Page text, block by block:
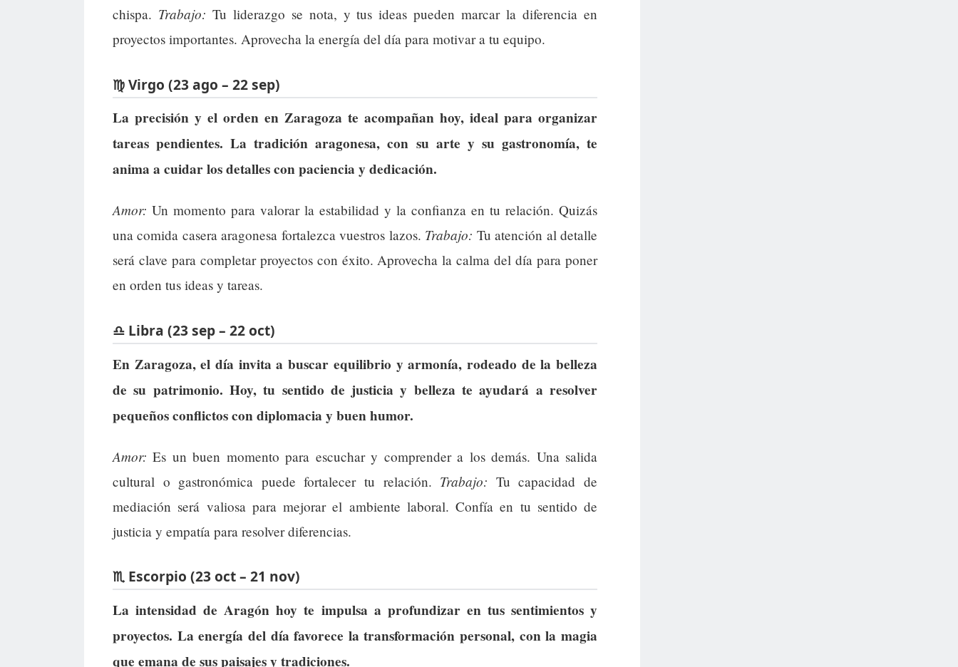
chispa. Trabajo: Tu liderazgo se nota, y tus ideas pueden marcar la diferencia en
proyectos importantes. Aprovecha la energía del día para motivar a tu equipo.
♍ Virgo (23 ago – 22 sep)
La precisión y el orden en Zaragoza te acompañan hoy, ideal para organizar
tareas pendientes. La tradición aragonesa, con su arte y su gastronomía, te
anima a cuidar los detalles con paciencia y dedicación.
Amor: Un momento para valorar la estabilidad y la confianza en tu relación. Quizás
una comida casera aragonesa fortalezca vuestros lazos. Trabajo: Tu atención al detalle
será clave para completar proyectos con éxito. Aprovecha la calma del día para poner
en orden tus ideas y tareas.
♎ Libra (23 sep – 22 oct)
En Zaragoza, el día invita a buscar equilibrio y armonía, rodeado de la belleza
de su patrimonio. Hoy, tu sentido de justicia y belleza te ayudará a resolver
pequeños conflictos con diplomacia y buen humor.
Amor: Es un buen momento para escuchar y comprender a los demás. Una salida
cultural o gastronómica puede fortalecer tu relación. Trabajo: Tu capacidad de
mediación será valiosa para mejorar el ambiente laboral. Confía en tu sentido de
justicia y empatía para resolver diferencias.
♏ Escorpio (23 oct – 21 nov)
La intensidad de Aragón hoy te impulsa a profundizar en tus sentimientos y
proyectos. La energía del día favorece la transformación personal, con la magia
que emana de sus paisajes y tradiciones.